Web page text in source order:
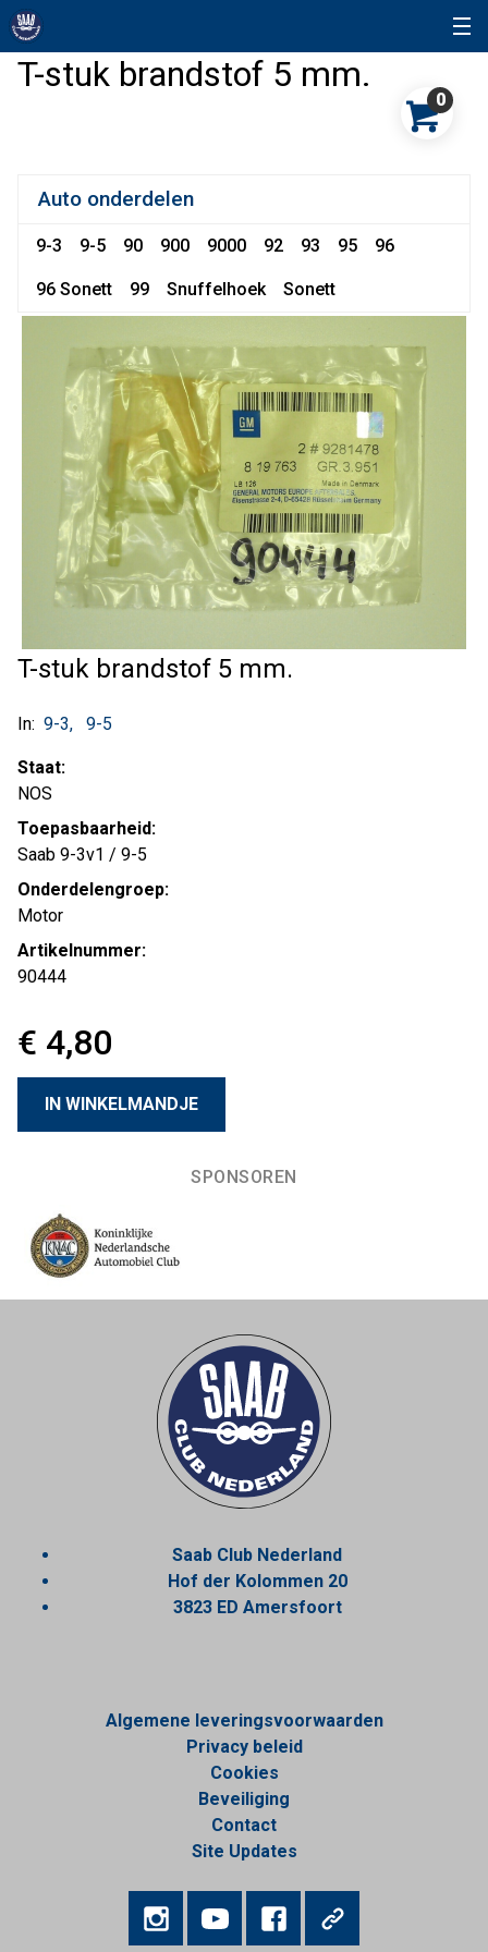
T-stuk brandstof 5 mm.
0
Auto onderdelen
9-3 9-5 90 900 9000 92 93 95 96
96 Sonett 99 Snuffelhoek Sonett
T-stuk brandstof 5 mm.
In: 9-3 9-5
Staat:
NOS
Toepasbaarheid:
Saab 9-3v1 / 9-5
Onderdelengroep:
Motor
Artikelnummer:
90444
€ 4,80
SPONSOREN
Saab Club Nederland
Hof der Kolommen 20
3823 ED Amersfoort
Algemene leveringsvoorwaarden
Privacy beleid
Cookies
Beveiliging
Contact
Site Updates